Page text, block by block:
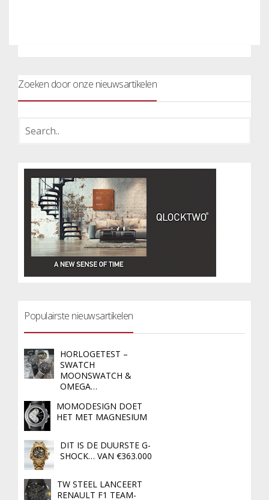
Zoeken door onze nieuwsartikelen
Populairste nieuwsartikelen
HORLOGETEST –
SWATCH
MOONSWATCH &
OMEGA…
MOMODESIGN DOET
HET MET MAGNESIUM
DIT IS DE DUURSTE G-
SHOCK… VAN €363.000
TW STEEL LANCEERT
RENAULT F1 TEAM-